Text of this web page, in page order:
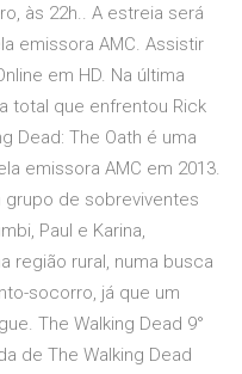
às 22h.. A estreia será
emissora AMC. Assistir
em HD. Na última
total que enfrentou Rick
Dead: The Oath é uma
emissora AMC em 2013.
de sobreviventes
Paul e Karina,
região rural, numa busca
socorro, já que um
The Walking Dead 9°
de The Walking Dead